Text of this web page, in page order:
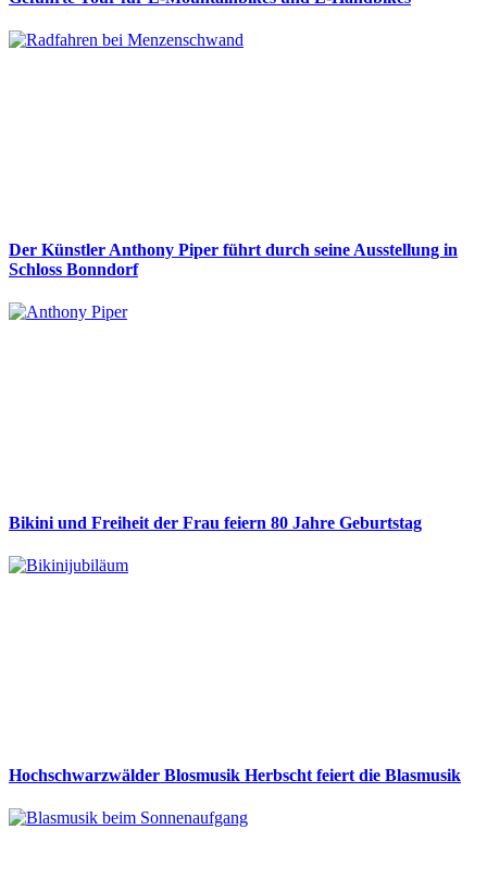
Der Künstler Anthony Piper führt durch seine Ausstellung in
Schloss Bonndorf
Bikini und Freiheit der Frau feiern 80 Jahre Geburtstag
Hochschwarzwälder Blosmusik Herbscht feiert die Blasmusik